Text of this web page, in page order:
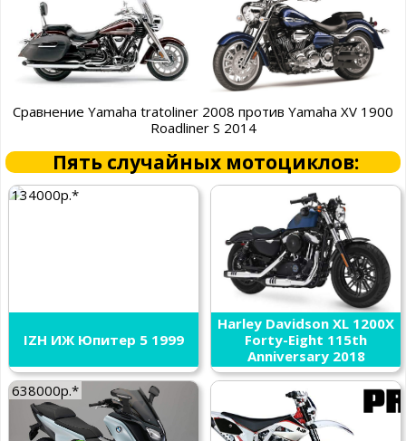
Сравнение Yamaha tratoliner 2008 против Yamaha XV 1900
Roadliner S 2014
Пять случайных мотоциклов:
134000р.*
IZH ИЖ Юпитер 5 1999
Harley Davidson XL 1200X
Forty-Eight 115th
Anniversary 2018
638000р.*